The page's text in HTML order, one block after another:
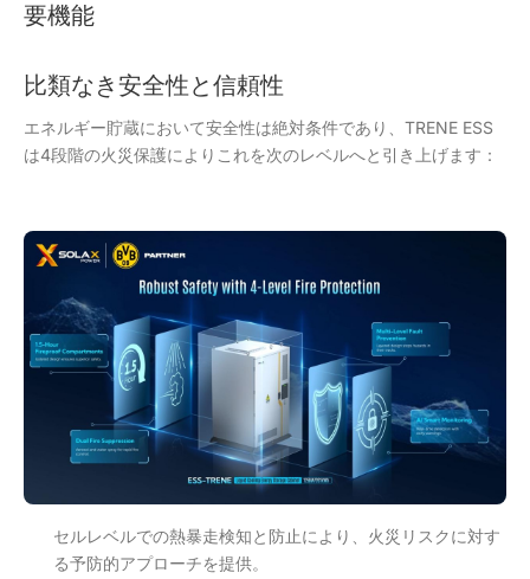
要機能
比類なき安全性と信頼性
エネルギー貯蔵において安全性は絶対条件であり、TRENE ESS
は4段階の火災保護によりこれを次のレベルへと引き上げます：
セルレベルでの熱暴走検知と防止により、火災リスクに対す
る予防的アプローチを提供。